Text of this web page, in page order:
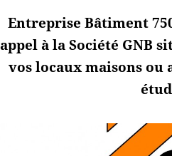
Entreprise Bâtiment
appel à la Société GNB
vos locaux maisons